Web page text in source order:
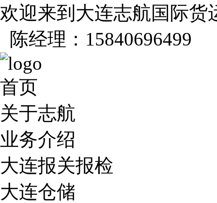
欢迎来到大连志航国际货
陈经理：15840696499
首页
关于志航
业务介绍
大连报关报检
大连仓储